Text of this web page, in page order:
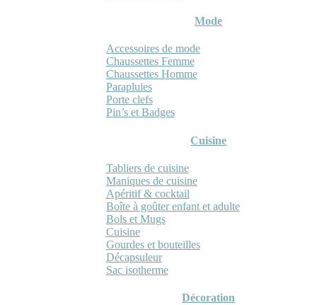
Mode
Accessoires de mode
Chaussettes Femme
Chaussettes Homme
Parapluies
Porte clefs
Pin’s et Badges
Cuisine
Tabliers de cuisine
Maniques de cuisine
Apéritif & cocktail
Boîte à goûter enfant et adulte
Bols et Mugs
Cuisine
Gourdes et bouteilles
Décapsuleur
Sac isotherme
Décoration